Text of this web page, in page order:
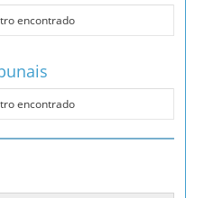
encontrado
encontrado